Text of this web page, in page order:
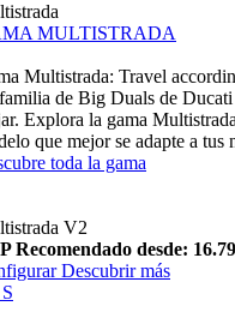
MULTISTRADA
Multistrada: Travel
de Big Duals de Ducati
Explora la gama
que mejor se adapte a tus
toda la gama
V2
Recomendado desde:
Descubrir más